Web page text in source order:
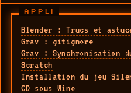
APPLI
Blender : Trucs et
Grav : gitignore
Grav : Synchronisation
Scratch
Installation du jeu
CD sous Wine